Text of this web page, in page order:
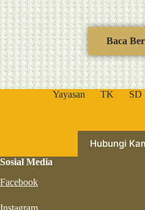
Baca
Yayasan TK SD
Hubungi
Sosial Media
Facebook
Instagram